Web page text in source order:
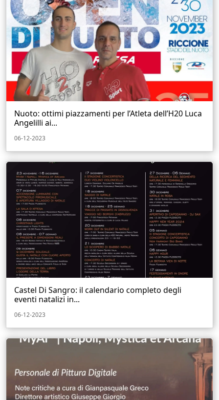
Nuoto: ottimi piazzamenti per l’Atleta dell’H20 Luca
Angelilli ai...
06-12-2023
Castel Di Sangro: il calendario completo degli
eventi natalizi in...
06-12-2023